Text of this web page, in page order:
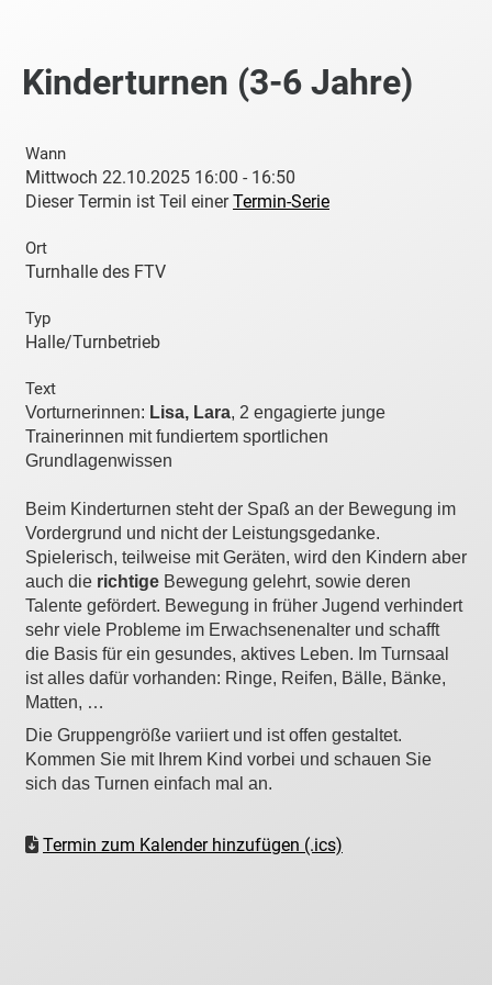
Kinderturnen (3-6 Jahre)
Wann
Mittwoch 22.10.2025 16:00 - 16:50
Dieser Termin ist Teil einerTermin-Serie
Ort
Turnhalle des FTV
Typ
Halle/Turnbetrieb
Text
Vorturnerinnen: Lisa, Lara, 2 engagierte junge
Trainerinnen mit fundiertem sportlichen
Grundlagenwissen
Beim Kinderturnen steht der Spaß an der Bewegung im
Vordergrund und nicht der Leistungsgedanke.
Spielerisch, teilweise mit Geräten, wird den Kindern aber
auch die richtige Bewegung gelehrt, sowie deren
Talente gefördert. Bewegung in früher Jugend verhindert
sehr viele Probleme im Erwachsenenalter und schafft
die Basis für ein gesundes, aktives Leben. Im Turnsaal
ist alles dafür vorhanden: Ringe, Reifen, Bälle, Bänke,
Matten, …
Die Gruppengröße variiert und ist offen gestaltet.
Kommen Sie mit Ihrem Kind vorbei und schauen Sie
sich das Turnen einfach mal an.
Termin zum Kalender hinzufügen (.ics)